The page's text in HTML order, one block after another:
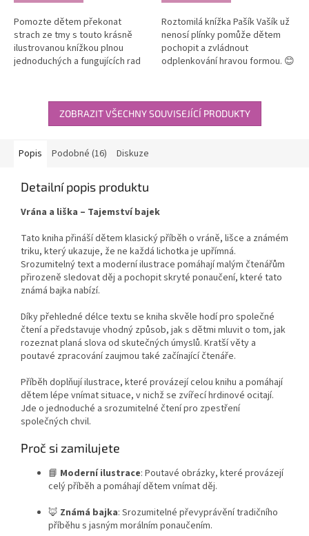
Pomozte dětem překonat
strach ze tmy s touto krásně
ilustrovanou knížkou plnou
jednoduchých a fungujících rad
objeví 5...
Roztomilá knížka Pašík Vašík už
nenosí plínky pomůže dětem
pochopit a zvládnout
odplenkování hravou formou. 😊
chození...
ZOBRAZIT VŠECHNY SOUVISEJÍCÍ PRODUKTY
Popis Podobné (16) Diskuze
Detailní popis produktu
Vrána a liška – Tajemství bajek
Tato kniha přináší dětem klasický příběh o vráně, lišce a známém
triku, který ukazuje, že ne každá lichotka je upřímná.
Srozumitelný text a moderní ilustrace pomáhají malým čtenářům
přirozeně sledovat děj a pochopit skryté ponaučení, které tato
známá bajka nabízí.
Díky přehledné délce textu se kniha skvěle hodí pro společné
čtení a představuje vhodný způsob, jak s dětmi mluvit o tom, jak
rozeznat planá slova od skutečných úmyslů. Kratší věty a
poutavé zpracování zaujmou také začínající čtenáře.
Příběh doplňují ilustrace, které provázejí celou knihu a pomáhají
dětem lépe vnímat situace, v nichž se zvířecí hrdinové ocitají.
Jde o jednoduché a srozumitelné čtení pro zpestření
společných chvil.
Proč si zamilujete
📘 Moderní ilustrace: Poutavé obrázky, které provázejí
celý příběh a pomáhají dětem vnímat děj.
🦊 Známá bajka: Srozumitelné převyprávění tradičního
příběhu s jasným morálním ponaučením.